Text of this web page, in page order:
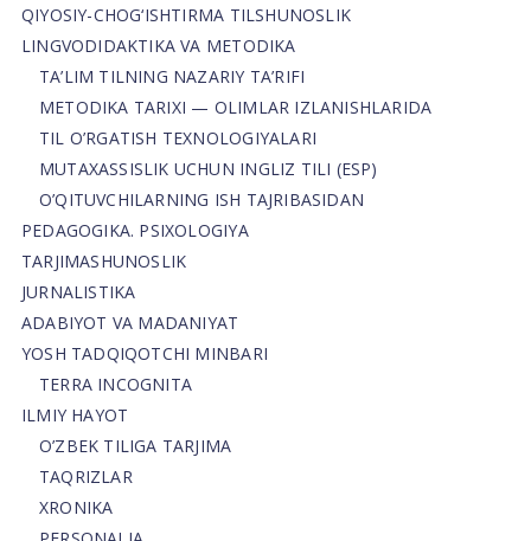
QIYOSIY-CHOG‘ISHTIRMA TILSHUNOSLIK
LINGVODIDAKTIKA VA METODIKA
TA’LIM TILNING NAZARIY TA’RIFI
METODIKA TARIXI — OLIMLAR IZLANISHLARIDA
TIL O’RGATISH TEXNOLOGIYALARI
MUTAXASSISLIK UCHUN INGLIZ TILI (ESP)
O’QITUVCHILARNING ISH TAJRIBASIDAN
PEDAGOGIKA. PSIXOLOGIYA
TARJIMASHUNOSLIK
JURNALISTIKA
ADABIYOT VA MADANIYAT
YOSH TADQIQOTCHI MINBARI
TERRA INCOGNITA
ILMIY HAYOT
O’ZBEK TILIGA TARJIMA
TAQRIZLAR
XRONIKA